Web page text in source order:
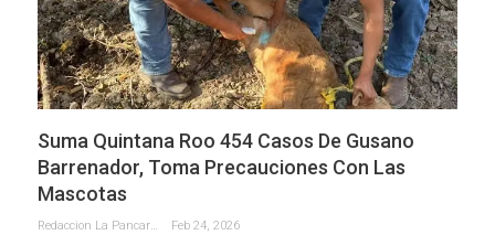
Suma Quintana Roo 454 Casos De Gusano
Barrenador, Toma Precauciones Con Las
Mascotas
Redaccion La Pancarta De Quintana Roo Feb 24, 2026